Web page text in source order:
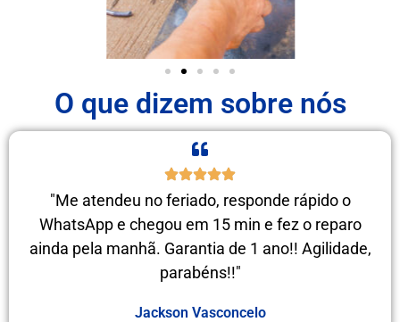
O que dizem sobre nós
"Me atendeu no feriado, responde rápido o
WhatsApp e chegou em 15 min e fez o reparo
ainda pela manhã. Garantia de 1 ano!! Agilidade,
parabéns!!"
Jackson Vasconcelo